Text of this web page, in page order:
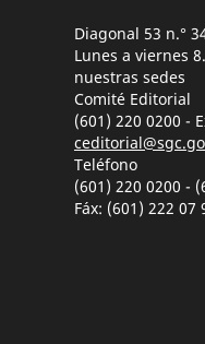
Diagonal 53 n.°
Lunes a viernes
nuestras sedes
Comité Editorial
(601) 220 0200 -
Teléfono
(601) 220 0200 -
Fáx: (601) 222 07